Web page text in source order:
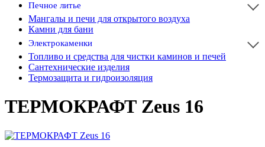
Печное литье
Мангалы и печи для открытого воздуха
Камни для бани
Электрокаменки
Топливо и средства для чистки каминов и печей
Сантехнические изделия
Термозащита и гидроизоляция
ТЕРМОКРАФТ Zeus 16